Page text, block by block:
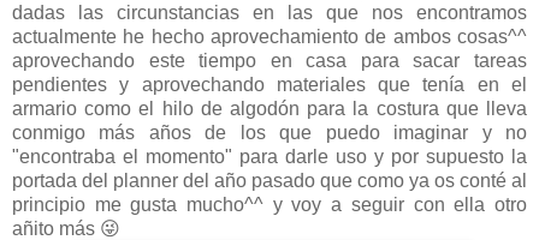
dadas las circunstancias en las que nos encontramos
actualmente he hecho aprovechamiento de ambos cosas^^
aprovechando este tiempo en casa para sacar tareas
pendientes y aprovechando materiales que tenía en el
armario como el hilo de algodón para la costura que lleva
conmigo más años de los que puedo imaginar y no
"encontraba el momento" para darle uso y por supuesto la
portada del planner del año pasado que como ya os conté al
principio me gusta mucho^^ y voy a seguir con ella otro
añito más 😜